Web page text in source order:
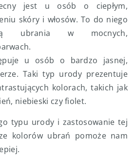
jest u osób o ciepłym,
skóry i włosów. To do niego
ubrania w mocnych,
u osób o bardzo jasnej,
Taki typ urody prezentuje
kolorach, takich jak
niebieski czy fiolet.
typu urody i zastosowanie tej
kolorów ubrań pomoże nam